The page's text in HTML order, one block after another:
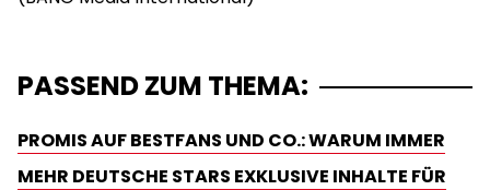
PASSEND ZUM THEMA:
PROMIS AUF BESTFANS UND CO.: WARUM IMMER
MEHR DEUTSCHE STARS EXKLUSIVE INHALTE FÜR